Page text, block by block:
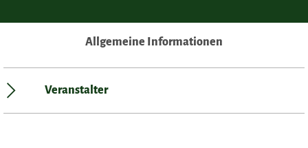
Allgemeine Informationen
Veranstalter